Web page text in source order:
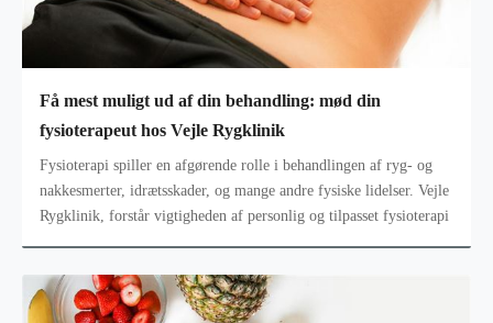
Få mest muligt ud af din behandling: mød din
fysioterapeut hos Vejle Rygklinik
Fysioterapi spiller en afgørende rolle i behandlingen af ryg- og
nakkesmerter, idrætsskader, og mange andre fysiske lidelser. Vejle
Rygklinik, forstår vigtigheden af personlig og tilpasset fysioterapi